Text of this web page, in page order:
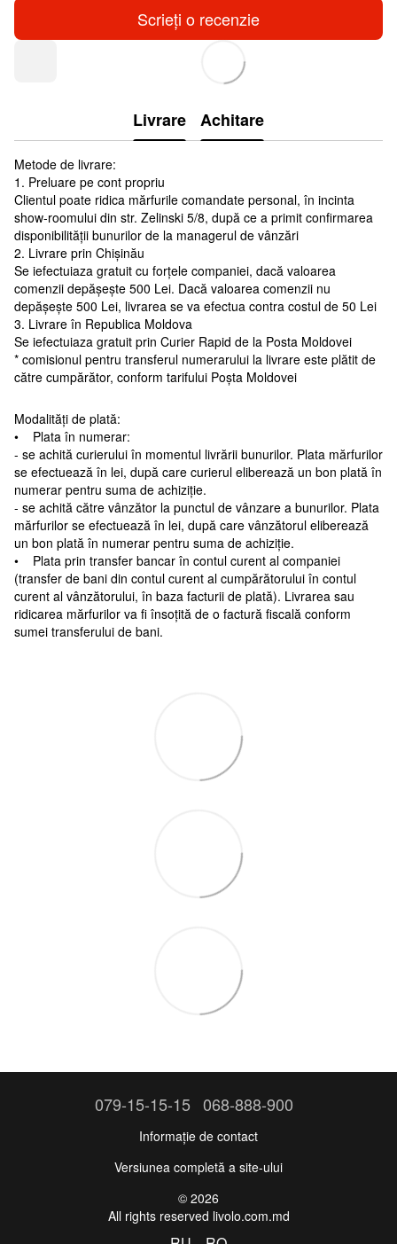
Scrieți o recenzie
Livrare Achitare
Metode de livrare:
1. Preluare pe cont propriu
Clientul poate ridica mărfurile comandate personal, în incinta
show-roomului din str. Zelinski 5/8, după ce a primit confirmarea
disponibilității bunurilor de la managerul de vânzări
2. Livrare prin Chișinău
Se iefectuiaza gratuit cu forțele companiei, dacă valoarea
comenzii depășește 500 Lei. Dacă valoarea comenzii nu
depășește 500 Lei, livrarea se va efectua contra costul de 50 Lei
3. Livrare în Republica Moldova
Se iefectuiaza gratuit prin Curier Rapid de la Posta Moldovei
* comisionul pentru transferul numerarului la livrare este plătit de
către cumpărător, conform tarifului Poșta Moldovei
Modalități de plată:
• Plata în numerar:
- se achită curierului în momentul livrării bunurilor. Plata mărfurilor
se efectuează în lei, după care curierul eliberează un bon plată în
numerar pentru suma de achiziție.
- se achită către vânzător la punctul de vânzare a bunurilor. Plata
mărfurilor se efectuează în lei, după care vânzătorul eliberează
un bon plată în numerar pentru suma de achiziție.
• Plata prin transfer bancar în contul curent al companiei
(transfer de bani din contul curent al cumpărătorului în contul
curent al vânzătorului, în baza facturii de plată). Livrarea sau
ridicarea mărfurilor va fi însoțită de o factură fiscală conform
sumei transferului de bani.
079-15-15-15 068-888-900
Informație de contact
Versiunea completă a site-ului
© 2026
All rights reserved livolo.com.md